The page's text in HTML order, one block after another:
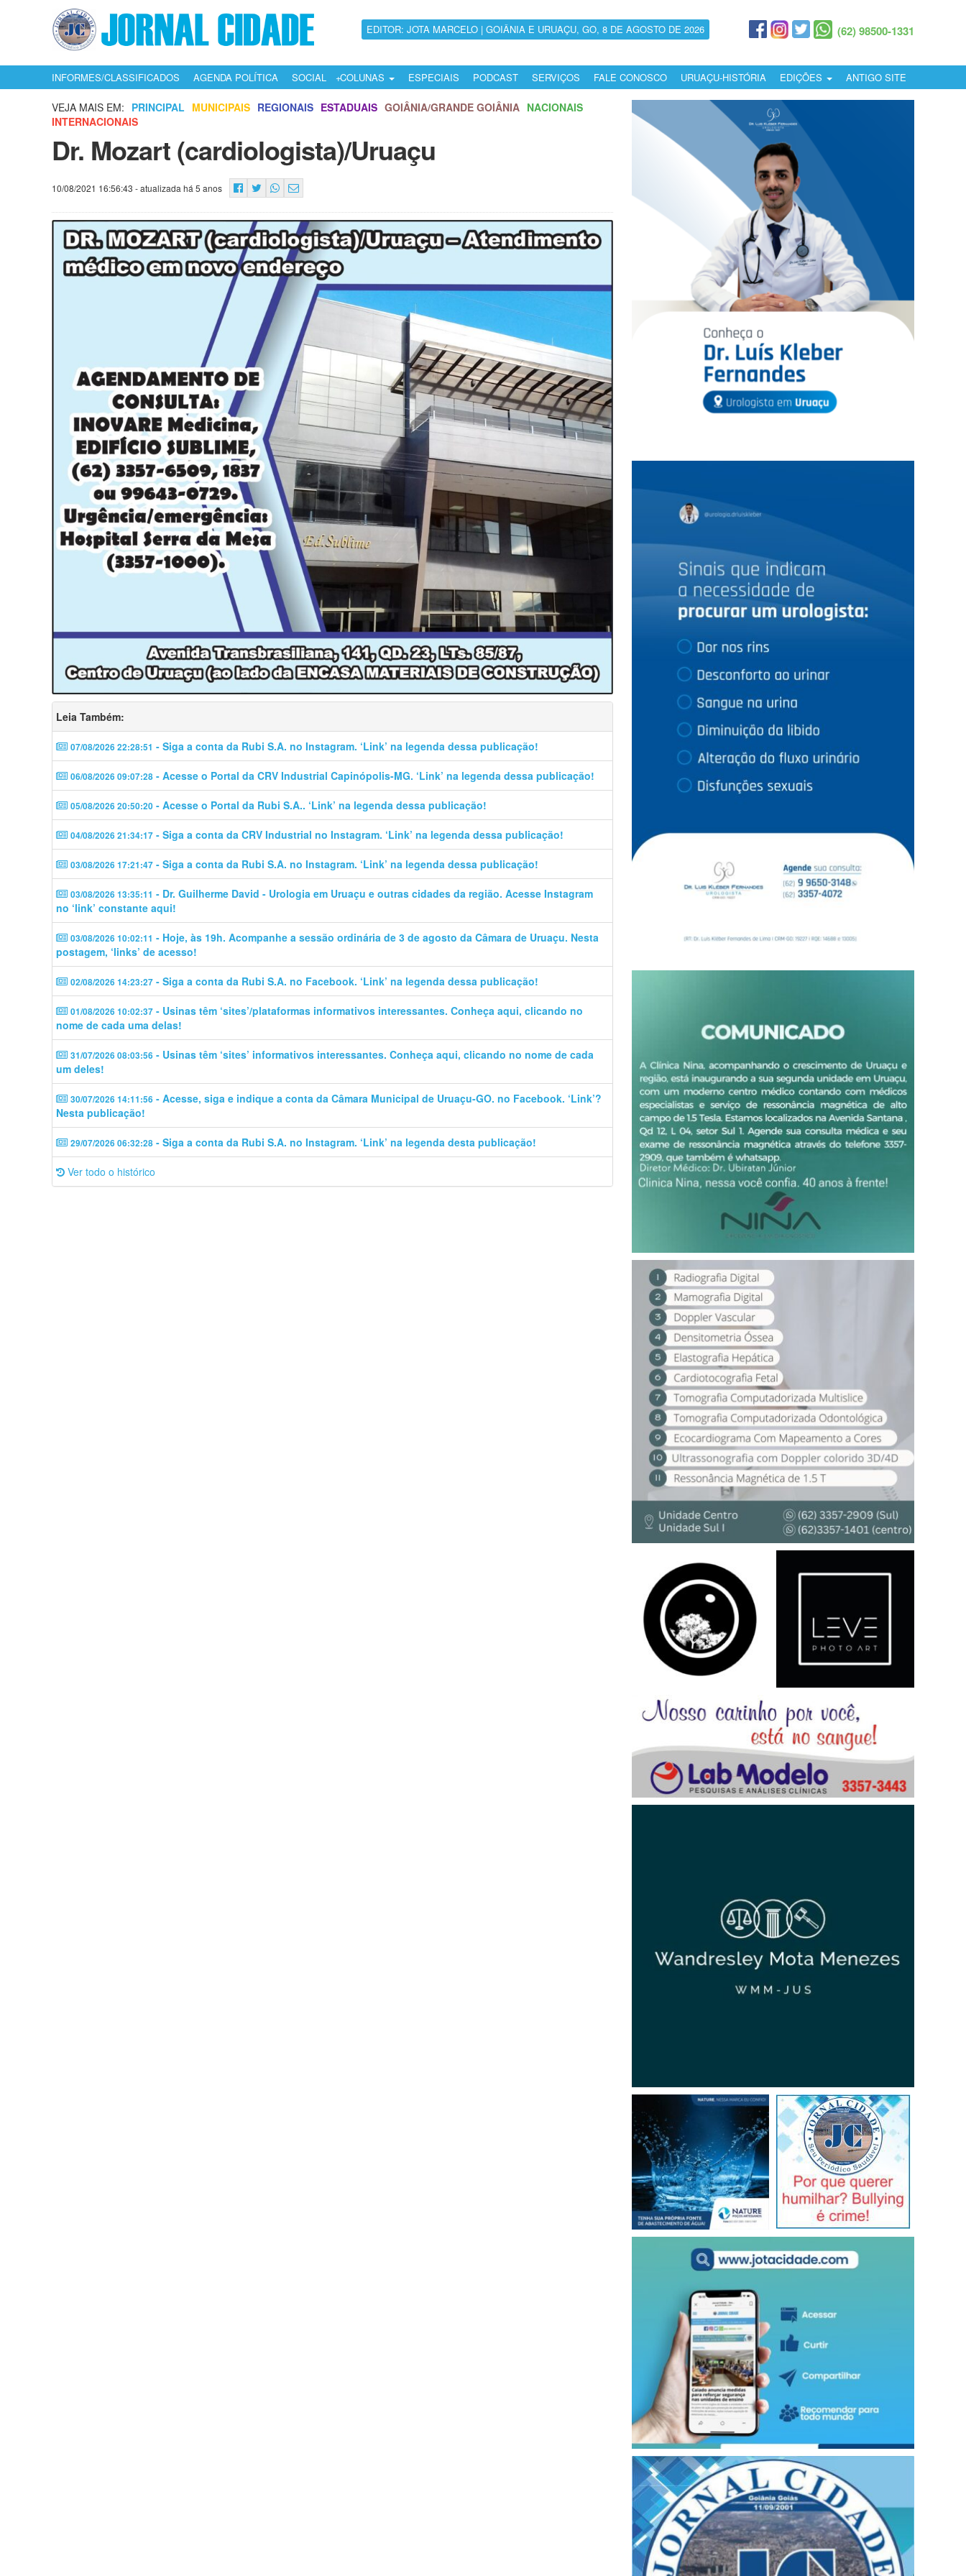
EDITOR: JOTA MARCELO | GOIÂNIA E URUAÇU, GO, 8 DE AGOSTO DE 2026 (62) 98500-1331
INFORMES/CLASSIFICADOS AGENDA POLÍTICA SOCIAL COLUNAS ESPECIAIS PODCAST SERVIÇOS FALE CONOSCO URUAÇU-HISTÓRIA EDIÇÕES ANTIGO SITE
VEJA MAIS EM: PRINCIPAL MUNICIPAIS REGIONAIS ESTADUAIS GOIÂNIA/GRANDE GOIÂNIA NACIONAIS
INTERNACIONAIS
Dr. Mozart (cardiologista)/Uruaçu
10/08/2021 16:56:43 - atualizada há 5 anos
Leia Também:
07/08/2026 22:28:51 - Siga a conta da Rubi S.A. no Instagram. ‘Link’ na legenda dessa publicação!
06/08/2026 09:07:28 - Acesse o Portal da CRV Industrial Capinópolis-MG. ‘Link’ na legenda dessa publicação!
05/08/2026 20:50:20 - Acesse o Portal da Rubi S.A.. ‘Link’ na legenda dessa publicação!
04/08/2026 21:34:17 - Siga a conta da CRV Industrial no Instagram. ‘Link’ na legenda dessa publicação!
03/08/2026 17:21:47 - Siga a conta da Rubi S.A. no Instagram. ‘Link’ na legenda dessa publicação!
03/08/2026 13:35:11 - Dr. Guilherme David - Urologia em Uruaçu e outras cidades da região. Acesse Instagram
no ‘link’ constante aqui!
03/08/2026 10:02:11 - Hoje, às 19h. Acompanhe a sessão ordinária de 3 de agosto da Câmara de Uruaçu. Nesta
postagem, ‘links’ de acesso!
02/08/2026 14:23:27 - Siga a conta da Rubi S.A. no Facebook. ‘Link’ na legenda dessa publicação!
01/08/2026 10:02:37 - Usinas têm ‘sites’/plataformas informativos interessantes. Conheça aqui, clicando no
nome de cada uma delas!
31/07/2026 08:03:56 - Usinas têm ‘sites’ informativos interessantes. Conheça aqui, clicando no nome de cada
um deles!
30/07/2026 14:11:56 - Acesse, siga e indique a conta da Câmara Municipal de Uruaçu-GO. no Facebook. ‘Link’?
Nesta publicação!
29/07/2026 06:32:28 - Siga a conta da Rubi S.A. no Instagram. ‘Link’ na legenda desta publicação!
Ver todo o histórico